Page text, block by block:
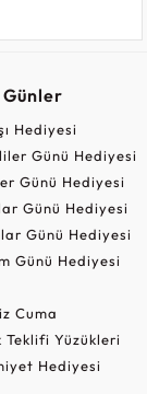
Hediyesi
Günü Hediyesi
Günü Hediyesi
Günü Hediyesi
Günü Hediyesi
Günü Hediyesi
Cuma
Teklifi Yüzükleri
Hediyesi